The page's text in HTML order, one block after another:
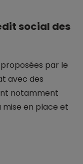
social des
par le
avec des
notamment
mise en place et